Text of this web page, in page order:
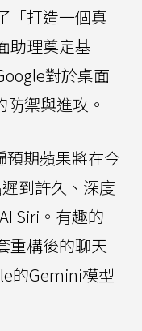
「打造一個真
助理奠定基
對於桌面
禦與進攻。
預期蘋果將在今
到許久、深度
Siri。有趣的
重構後的聊天
的Gemini模型